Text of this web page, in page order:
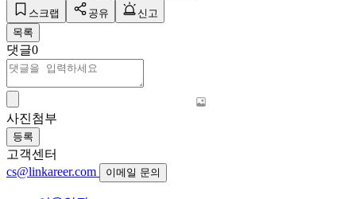
스크랩 공유
신고
목록
댓글0
사진첨부
등록
고객센터
cs@linkareer.com
이메일 문의